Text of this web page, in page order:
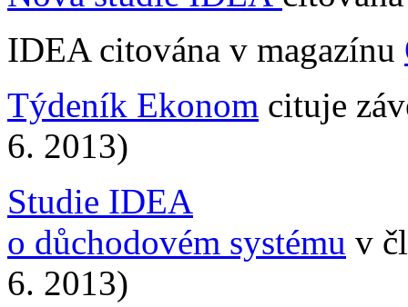
IDEA citována v magazínu
Týdeník Ekonom cituje
6. 2013)
Studie IDEA
o důchodovém systému v
6. 2013)